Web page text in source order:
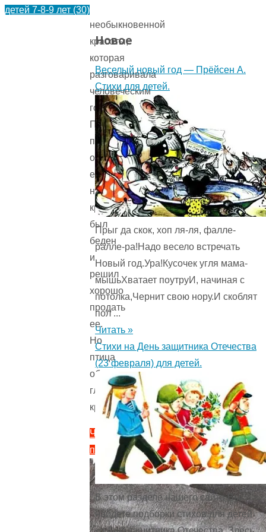
необыкновенной
красоты,
которая
разговаривала
человеческим
голосом.
Птица
просила
отпустить
ее,
но
крестьянин
был
беден
и
решил
хорошо
продать
ее.
Но
птица
обхитрила
глуповатого
крестьянина.
Читать
полностью
"Глупый
крестьянин
и
умная
детей 7-8-9 лет (30)
Новое
Веселый новый год — Прёйсен А.
Стихи для детей.
Прыг да скок, хоп ля-ля, фалле-
ралле-ра!Надо весело встречать
Новый год.Ура!Кусочек угля мама-
мышьХватает поутруИ, начиная с
потолка,Чернит свою нору.И скоблят
пол ...
Читать »
Стихи на День защитника Отечества
(23 февраля) для детей.
В этом разделе нашего сайта Вы
найдете подборки стихов для детей